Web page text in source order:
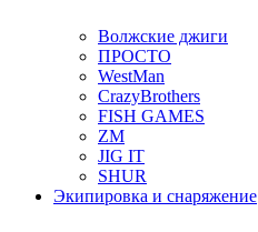
Волжские джиги
ПРОСТО
WestMan
CrazyBrothers
FISH GAMES
ZM
JIG IT
SHUR
Экипировка и снаряжение